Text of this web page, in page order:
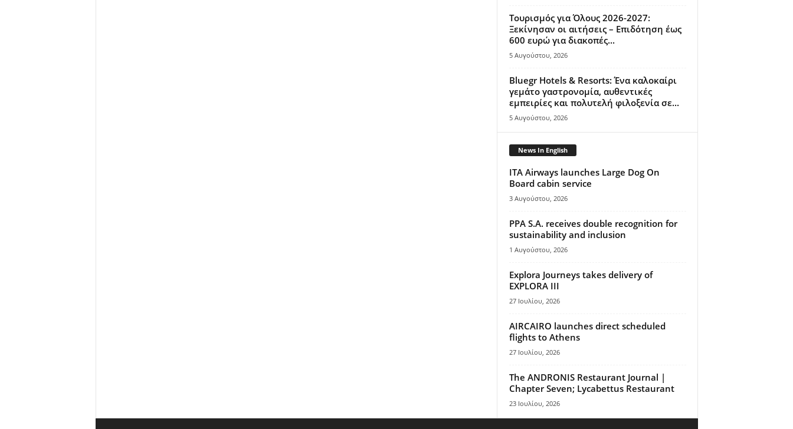
Τουρισμός για Όλους 2026-2027:
Ξεκίνησαν οι αιτήσεις – Επιδότηση έως
600 ευρώ για διακοπές...
5 Αυγούστου, 2026
Bluegr Hotels & Resorts: Ένα καλοκαίρι
γεμάτο γαστρονομία, αυθεντικές
εμπειρίες και πολυτελή φιλοξενία σε...
5 Αυγούστου, 2026
News In English
ITA Airways launches Large Dog On
Board cabin service
3 Αυγούστου, 2026
PPA S.A. receives double recognition for
sustainability and inclusion
1 Αυγούστου, 2026
Explora Journeys takes delivery of
EXPLORA III
27 Ιουλίου, 2026
AIRCAIRO launches direct scheduled
flights to Athens
27 Ιουλίου, 2026
The ANDRONIS Restaurant Journal |
Chapter Seven; Lycabettus Restaurant
23 Ιουλίου, 2026